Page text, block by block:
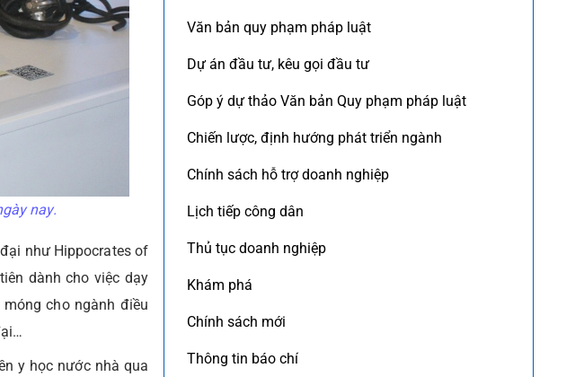
nay.
như Hippocrates of
dành cho việc dạy
cho ngành điều
y học nước nhà qua
Văn bản quy phạm pháp luật
Dự án đầu tư, kêu gọi đầu tư
Góp ý dự thảo Văn bản Quy phạm pháp luật
Chiến lược, định hướng phát triển ngành
Chính sách hỗ trợ doanh nghiệp
Lịch tiếp công dân
Thủ tục doanh nghiệp
Khám phá
Chính sách mới
Thông tin báo chí